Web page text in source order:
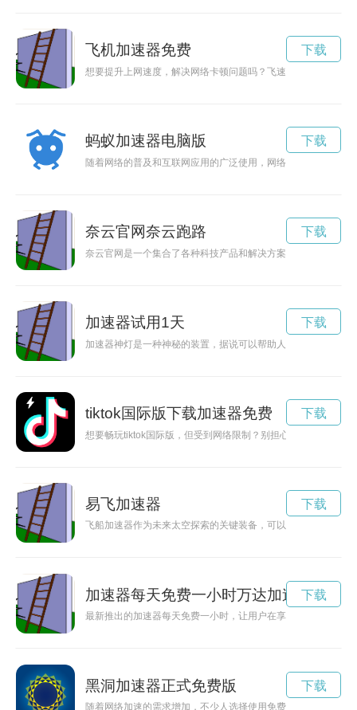
飞机加速器免费
想要提升上网速度，解决网络卡顿问题吗？飞速加速器官网现
下载
蚂蚁加速器电脑版
随着网络的普及和互联网应用的广泛使用，网络速度和安全问
下载
奈云官网奈云跑路
奈云官网是一个集合了各种科技产品和解决方案的平台，让用
下载
加速器试用1天
加速器神灯是一种神秘的装置，据说可以帮助人们实现加速成
下载
tiktok国际版下载加速器免费
想要畅玩tiktok国际版，但受到网络限制？别担心，现在有免费
下载
易飞加速器
飞船加速器作为未来太空探索的关键装备，可以帮助飞船突破
下载
加速器每天免费一小时万达加速
最新推出的加速器每天免费一小时，让用户在享受快速上网体验
下载
黑洞加速器正式免费版
随着网络加速的需求增加，不少人选择使用免费加速器来提升
下载